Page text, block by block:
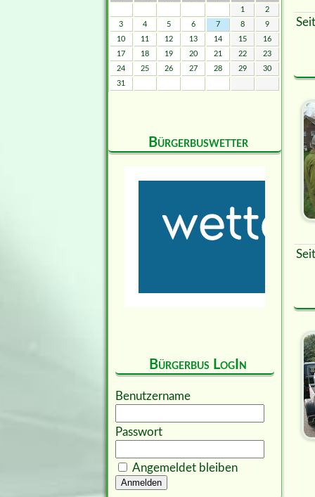
1
2
3
4 5 6 7 8
9
10
11 12 13 14 15
16
17
18 19 20 21 22
23
24
25 26 27 28 29
30
31
Bürgerbuswetter
Bürgerbus LogIn
Benutzername
Passwort
Angemeldet bleiben
Anmelden